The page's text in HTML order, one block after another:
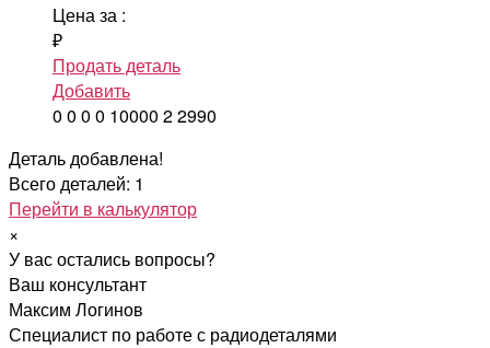
Цена за :
₽
Продать деталь
Добавить
0 0 0 0 10000 22990
Деталь добавлена!
Всего деталей: 1
Перейти в калькулятор
×
У вас остались вопросы?
Ваш консультант
Максим Логинов
Специалист по работе с радиодеталями